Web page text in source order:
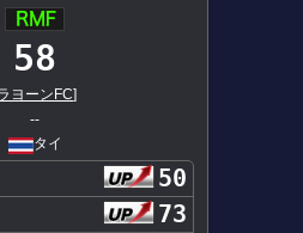
58
ヨーンFC]
--
タイ
50
73